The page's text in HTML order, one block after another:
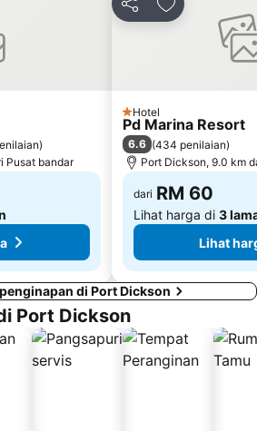
)
Pusat bandar
Kongsi Tambah ke
1 Bintang
Hotel
Pd Marina Resort
6.6 (434 penilaian)
Port Dickson, 9.0 km
dari RM 60
Lihat harga di 3
Lihat
di Port Dickson
Port Dickson